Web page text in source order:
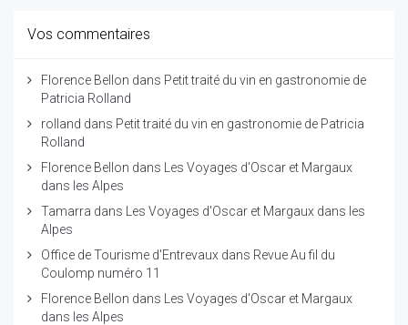
Vos commentaires
Florence Bellon dans Petit traité du vin en gastronomie de
Patricia Rolland
rolland dans Petit traité du vin en gastronomie de Patricia
Rolland
Florence Bellon dans
Les Voyages d'Oscar et Margaux
dans les Alpes
Tamarra dans
Les Voyages d'Oscar et Margaux dans les
Alpes
Office de Tourisme d'Entrevaux dans Revue Au fil du
Coulomp numéro 11
Florence Bellon dans
Les Voyages d'Oscar et Margaux
dans les Alpes